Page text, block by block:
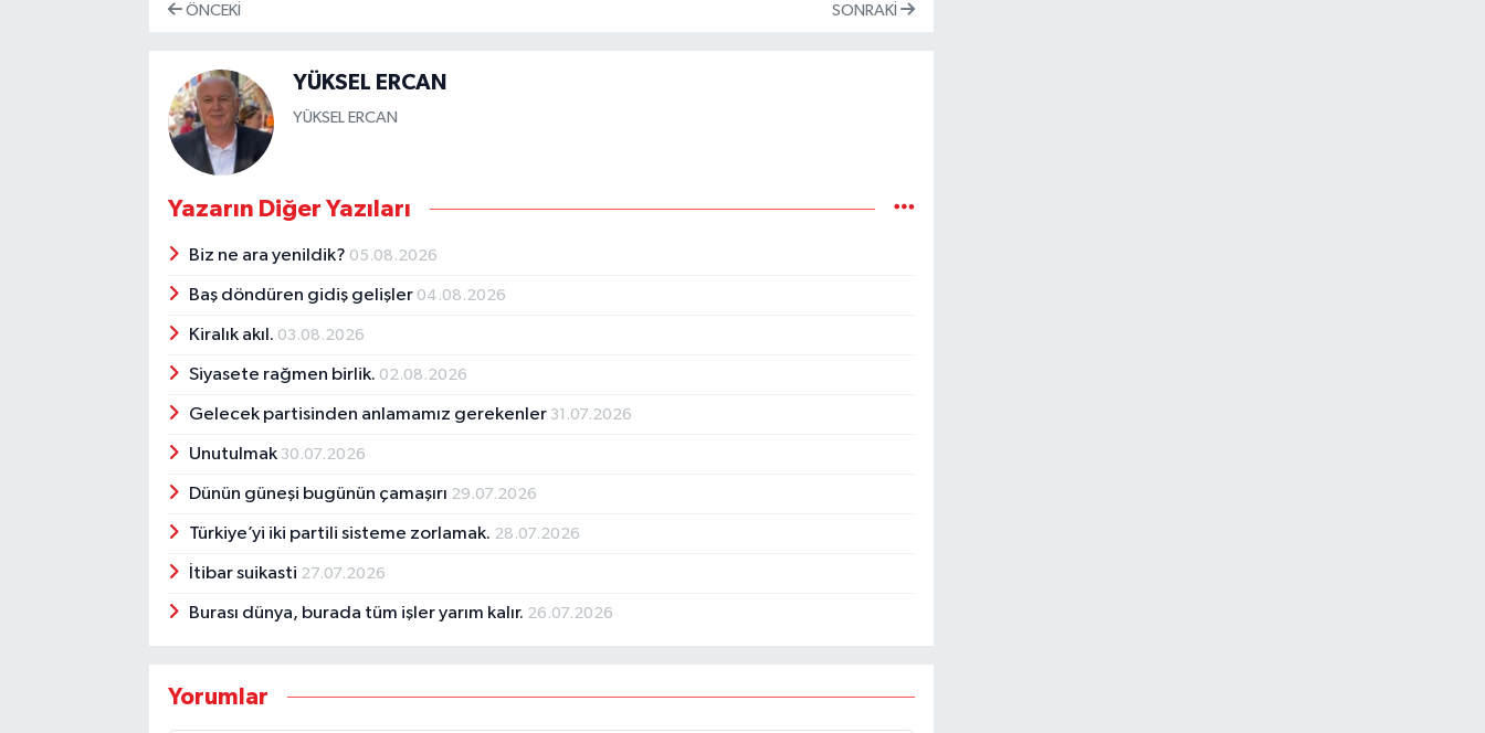
ÖNCEKI SONRAKI
YÜKSEL ERCAN
YÜKSEL ERCAN
Yazarın Diğer Yazıları
Biz ne ara yenildik? 05.08.2026
Baş döndüren gidiş gelişler 04.08.2026
Kiralık akıl. 03.08.2026
Siyasete rağmen birlik. 02.08.2026
Gelecek partisinden anlamamız gerekenler 31.07.2026
Unutulmak 30.07.2026
Dünün güneşi bugünün çamaşırı 29.07.2026
Türkiye’yi iki partili sisteme zorlamak. 28.07.2026
İtibar suikasti 27.07.2026
Burası dünya, burada tüm işler yarım kalır. 26.07.2026
Yorumlar